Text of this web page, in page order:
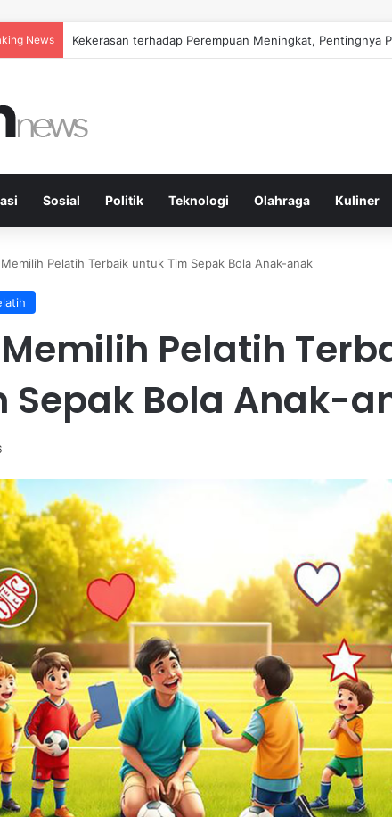
News Strategi Efektif Menurunkan Konsumsi Gula untuk
Sosial Politik Teknologi Olahraga Kuliner
Pelatih Terbaik untuk Tim Sepak Bola Anak-anak
Pelatih
Sepak Bola Anak-